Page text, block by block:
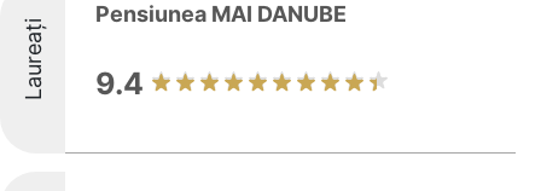
Laureați
Pensiunea MAI DANUBE
9.4